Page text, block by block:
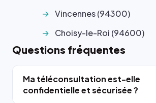
Vincennes (94300)
Choisy-le-Roi (94600)
Questions fréquentes
Ma téléconsultation est-elle
confidentielle et sécurisée ?